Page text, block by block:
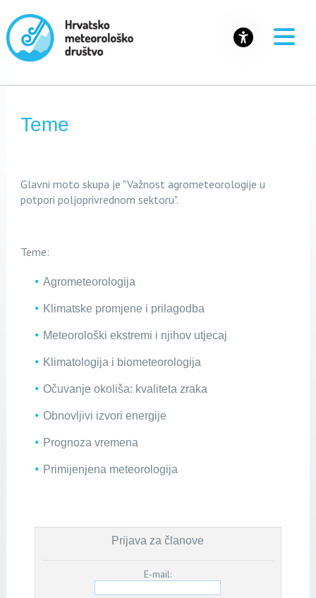
Teme
Glavni moto skupa je "Važnost agrometeorologije u
potpori poljoprivrednom sektoru".
Teme:
Agrometeorologija
Klimatske promjene i prilagodba
Meteorološki ekstremi i njihov utjecaj
Klimatologija i biometeorologija
Očuvanje okoliša: kvaliteta zraka
Obnovljivi izvori energije
Prognoza vremena
Primijenjena meteorologija
Prijava za članove
E-mail: